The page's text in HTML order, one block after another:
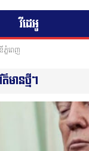
វីដេអូ
នំពេញ
មានថ្មីៗ